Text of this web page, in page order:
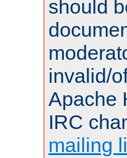
should
invalid/
Apache
IRC
mailing